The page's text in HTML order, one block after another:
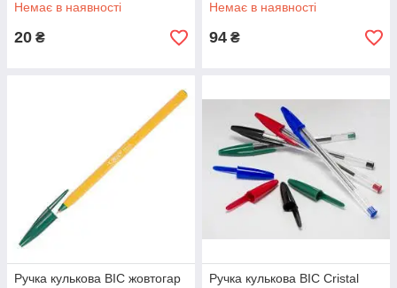
Немає в наявності
20 ₴
Немає в наявності
94 ₴
Ручка кулькова BIC жовтогар
Ручка кулькова BIC Cristal